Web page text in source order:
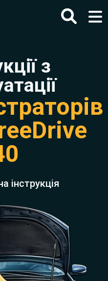
з
інструкція